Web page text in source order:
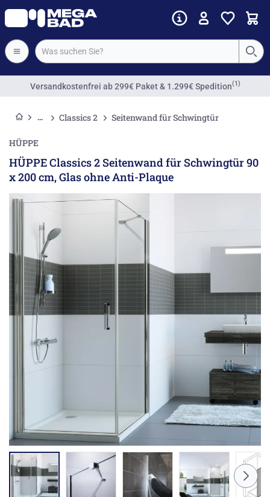
Versandkostenfrei ab 299€ Paket & 1.299€ Spedition(1)
Classics 2 Seitenwand für Schwingtür
HÜPPE
HÜPPE Classics 2 Seitenwand für Schwingtür 90
x 200 cm, Glas ohne Anti-Plaque